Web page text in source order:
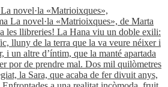
novel·la «Matrioixques»,